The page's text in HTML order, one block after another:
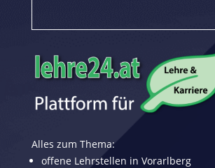
Alles zum Thema:
offene Lehrstellen in Vorarlberg